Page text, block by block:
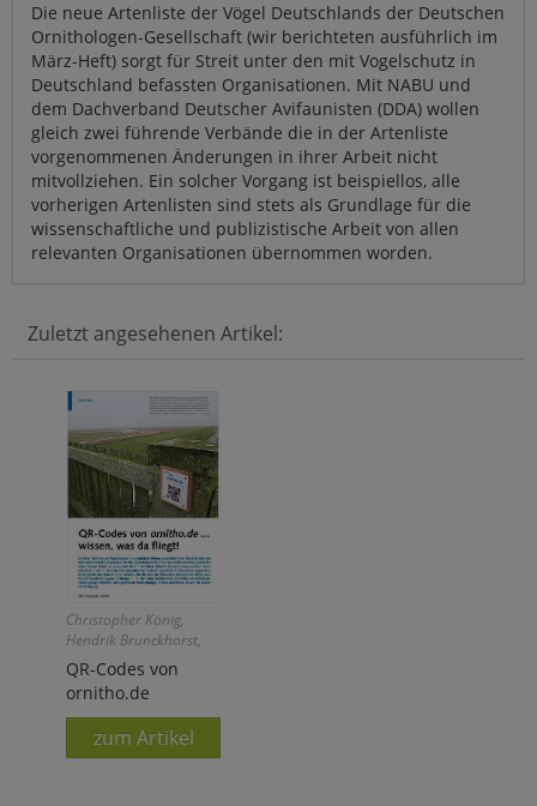
Die neue Artenliste der Vögel Deutschlands der Deutschen
Ornithologen-Gesellschaft (wir berichteten ausführlich im
März-Heft) sorgt für Streit unter den mit Vogelschutz in
Deutschland befassten Organisationen. Mit NABU und
dem Dachverband Deutscher Avifaunisten (DDA) wollen
gleich zwei führende Verbände die in der Artenliste
vorgenommenen Änderungen in ihrer Arbeit nicht
mitvollziehen. Ein solcher Vorgang ist beispiellos, alle
vorherigen Artenlisten sind stets als Grundlage für die
wissenschaftliche und publizistische Arbeit von allen
relevanten Organisationen übernommen worden.
Zuletzt angesehenen Artikel:
Christopher König,
Hendrik Brunckhorst,
Johannes Wahl
QR-Codes von
ornitho.de
zum Artikel